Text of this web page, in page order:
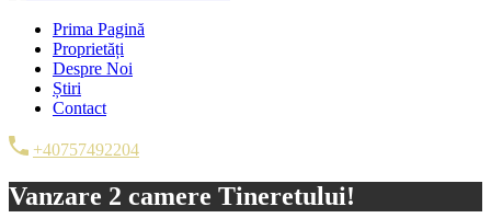
Prima Pagină
Proprietăți
Despre Noi
Știri
Contact
+40757492204
Vanzare 2 camere Tineretului!